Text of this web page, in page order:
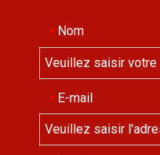
* Nom
* E-mail